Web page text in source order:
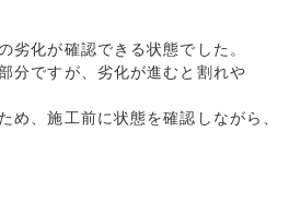
劣化が確認できる状態でした。
分ですが、劣化が進むと割れや
め、施工前に状態を確認しながら、